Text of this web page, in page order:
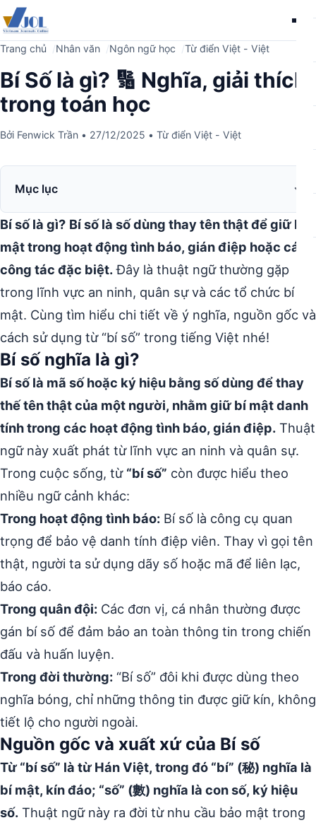
Trang chủ Nhân văn Ngôn ngữ học Từ điển Việt - Việt
Bí Số là gì? 🔢 Nghĩa, giải thích
trong toán học
Bởi Fenwick Trần • 27/12/2025 • Từ điển Việt - Việt
Mục lục
Bí số là gì? Bí số là số dùng thay tên thật để giữ bí
mật trong hoạt động tình báo, gián điệp hoặc các
công tác đặc biệt.Đây là thuật ngữ thường gặp
trong lĩnh vực an ninh, quân sự và các tổ chức bí
mật. Cùng tìm hiểu chi tiết về ý nghĩa, nguồn gốc và
cách sử dụng từ “bí số” trong tiếng Việt nhé!
Bí số nghĩa là gì?
Bí số là mã số hoặc ký hiệu bằng số dùng để thay
thế tên thật của một người, nhằm giữ bí mật danh
tính trong các hoạt động tình báo, gián điệp. Thuật
ngữ này xuất phát từ lĩnh vực an ninh và quân sự.
Trong cuộc sống, từ “bí số” còn được hiểu theo
nhiều ngữ cảnh khác:
Trong hoạt động tình báo: Bí số là công cụ quan
trọng để bảo vệ danh tính điệp viên. Thay vì gọi tên
thật, người ta sử dụng dãy số hoặc mã để liên lạc,
báo cáo.
Trong quân đội: Các đơn vị, cá nhân thường được
gán bí số để đảm bảo an toàn thông tin trong chiến
đấu và huấn luyện.
Trong đời thường: “Bí số” đôi khi được dùng theo
nghĩa bóng, chỉ những thông tin được giữ kín, không
tiết lộ cho người ngoài.
Nguồn gốc và xuất xứ của Bí số
Từ “bí số” là từ Hán Việt, trong đó “bí” (秘) nghĩa là
bí mật, kín đáo; “số” (數) nghĩa là con số, ký hiệu
số. Thuật ngữ này ra đời từ nhu cầu bảo mật trong